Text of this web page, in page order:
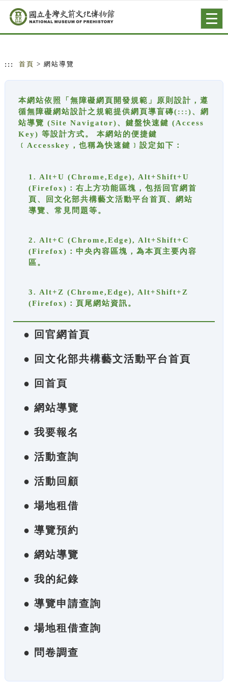
跳到主要內容
網站導覽
::: 首頁 > 網站導覽
本網站依照「無障礙網頁開發規範」原則設計，遵
循無障礙網站設計之規範提供網頁導盲磚(:::)、網
站導覽 (Site Navigator)、鍵盤快速鍵 (Access
Key) 等設計方式。 本網站的便捷鍵
﹝Accesskey，也稱為快速鍵﹞設定如下：
1. Alt+U (Chrome,Edge), Alt+Shift+U
(Firefox)：右上方功能區塊，包括回官網首
頁、回文化部共構藝文活動平台首頁、網站
導覽、常見問題等。
2. Alt+C (Chrome,Edge), Alt+Shift+C
(Firefox)：中央內容區塊，為本頁主要內容
區。
3. Alt+Z (Chrome,Edge), Alt+Shift+Z
(Firefox)：頁尾網站資訊。
● 回官網首頁
● 回文化部共構藝文活動平台首頁
● 回首頁
● 網站導覽
● 我要報名
● 活動查詢
● 活動回顧
● 場地租借
● 導覽預約
● 網站導覽
● 我的紀錄
● 導覽申請查詢
● 場地租借查詢
● 問卷調查